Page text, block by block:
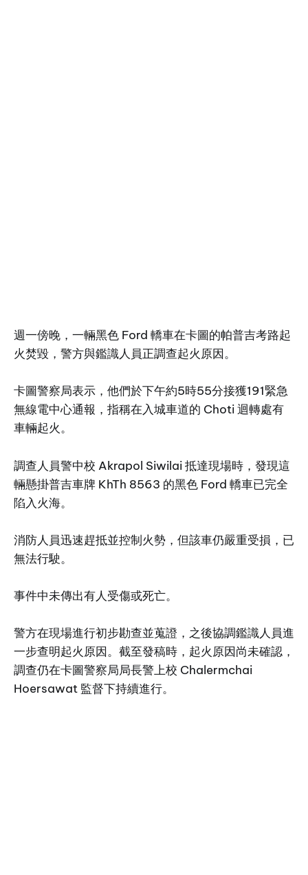
週一傍晚，一輛黑色 Ford 轎車在卡圖的帕普吉考路起
火焚毀，警方與鑑識人員正調查起火原因。
卡圖警察局表示，他們於下午約5時55分接獲191緊急
無線電中心通報，指稱在入城車道的 Choti 迴轉處有
車輛起火。
調查人員警中校 Akrapol Siwilai 抵達現場時，發現這
輛懸掛普吉車牌 KhTh 8563 的黑色 Ford 轎車已完全
陷入火海。
消防人員迅速趕抵並控制火勢，但該車仍嚴重受損，已
無法行駛。
事件中未傳出有人受傷或死亡。
警方在現場進行初步勘查並蒐證，之後協調鑑識人員進
一步查明起火原因。截至發稿時，起火原因尚未確認，
調查仍在卡圖警察局局長警上校 Chalermchai
Hoersawat 監督下持續進行。